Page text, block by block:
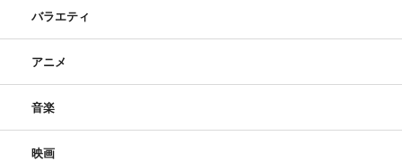
バラエティ
アニメ
音楽
映画